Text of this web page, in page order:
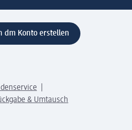
dm Konto erstellen
& Umtausch